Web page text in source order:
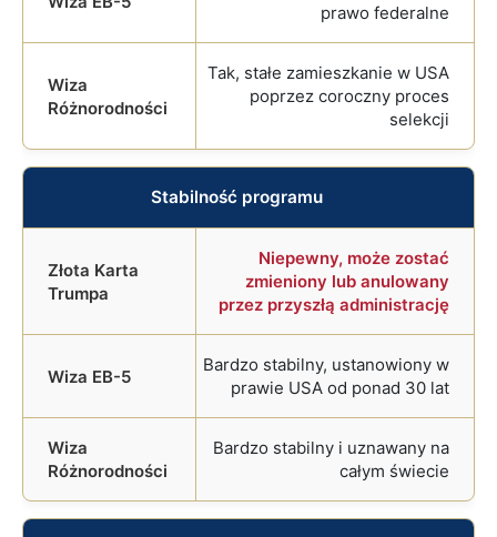
prawo federalne
Tak, stałe zamieszkanie w USA
poprzez coroczny proces
selekcji
Stabilność programu
Niepewny, może zostać
zmieniony lub anulowany
przez przyszłą administrację
Bardzo stabilny, ustanowiony w
prawie USA od ponad 30 lat
Bardzo stabilny i uznawany na
całym świecie